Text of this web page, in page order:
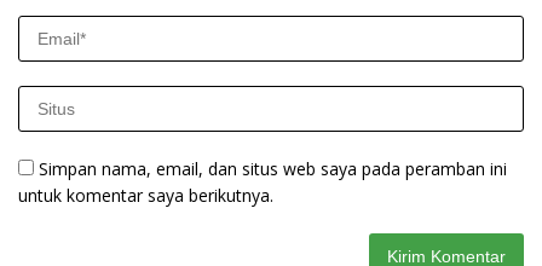
Simpan nama, email, dan situs web saya pada peramban ini
untuk komentar saya berikutnya.